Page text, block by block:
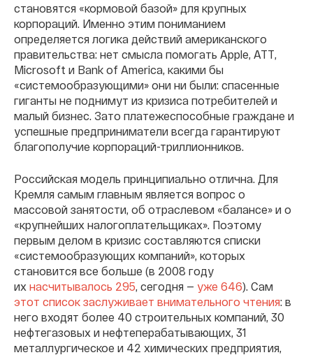
становятся «кормовой базой» для крупных
корпораций. Именно этим пониманием
определяется логика действий американского
правительства: нет смысла помогать Apple ATT,
Microsoft и Bank of America, какими бы
«системообразующими» они ни были: спасенные
гиганты не поднимут из кризиса потребителей и
малый бизнес. Зато платежеспособные граждане и
успешные предприниматели всегда гарантируют
благополучие корпораций-триллионников.
Российская модель принципиально отлична. Для
Кремля самым главным является вопрос о
массовой занятости, об отраслевом «балансе» и о
«крупнейших налогоплательщиках». Поэтому
первым делом в кризис составляются списки
«системообразующих компаний», которых
становится все больше (в 2008 году
их насчитывалось 295 , сегодня — уже 646). Сам
этот список заслуживает внимательного чтения: в
него входят более 40 строительных компаний, 30
нефтегазовых и нефтеперабатывающих, 31
металлургическое и 42 химических предприятия,